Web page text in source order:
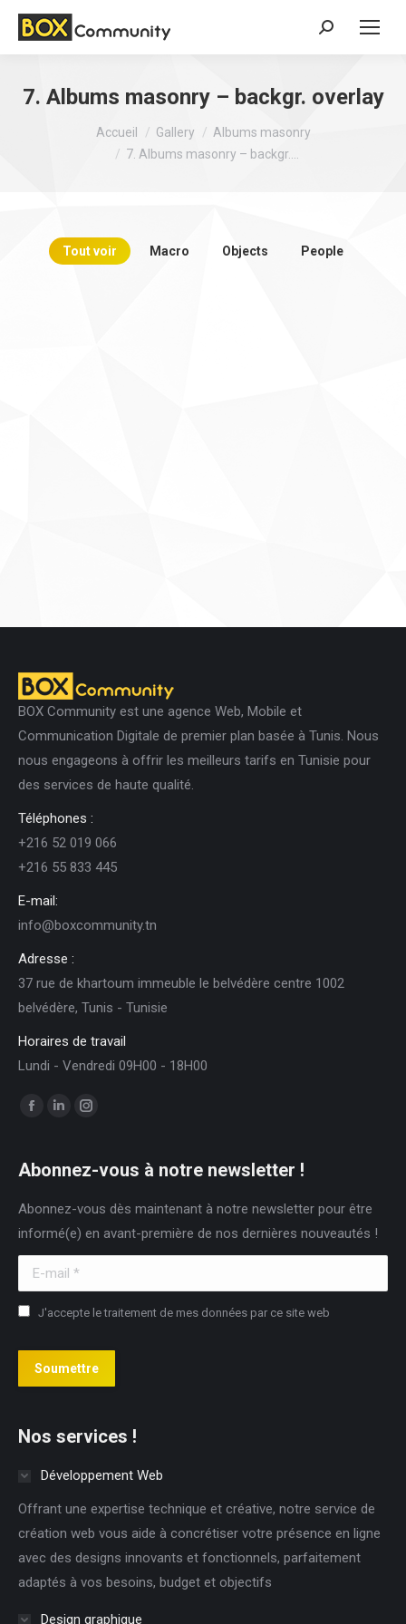
Search:
7. Albums masonry – backgr. overlay
Vous êtes ici :Accueil Gallery
Albums masonry
7. Albums masonry – backgr.…
Tout voir Macro Objects People
Macro
BOX Community est une agence Web, Mobile et
Communication Digitale de premier plan basée à Tunis. Nous
nous engageons à offrir les meilleurs tarifs en Tunisie pour
des services de haute qualité.
Téléphones :
+216 52 019 066
+216 55 833 445
E-mail:
info@boxcommunity.tn
Adresse :
37 rue de khartoum immeuble le belvédère centre 1002
belvédère, Tunis - Tunisie
Horaires de travail
Lundi - Vendredi 09H00 - 18H00
Trouvez nous sur :
Facebook
opens
new
window
LinkedIn
opens
new
window
Instagram
opens
new
window
Abonnez-vous à notre newsletter !
Abonnez-vous dès maintenant à notre newsletter pour être
informé(e) en avant-première de nos dernières nouveautés !
E-mail *
J'accepte le traitement de mes données par ce site web
Soumettre
Nos services !
Développement Web
Offrant une expertise technique et créative, notre service de
création web vous aide à concrétiser votre présence en ligne
avec des designs innovants et fonctionnels, parfaitement
adaptés à vos besoins, budget et objectifs
Design graphique